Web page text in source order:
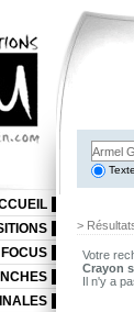
Texte
>
Votre
Crayon
Il n'y a
FOCUS